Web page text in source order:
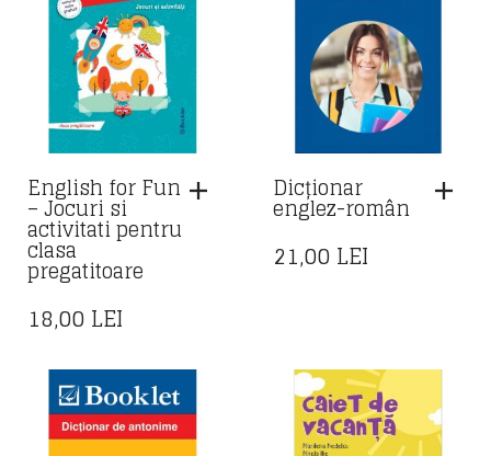
English for Fun
– Jocuri si
activitati pentru
clasa
pregatitoare
18,00 LEI
Dicționar
englez-român
21,00 LEI